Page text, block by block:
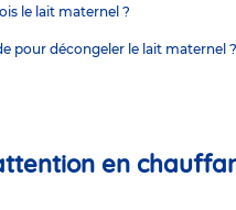
le lait maternel ?
pour décongeler le lait maternel ?
en